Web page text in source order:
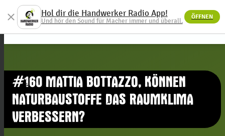
menu
#160 MATTIA BOTTAZZO, KÖNNEN
NATURBAUSTOFFE DAS RAUMKLIMA
VERBESSERN?
close Hol dir die Handwerker Radio App!
Und hör den Sound für Macher immer und überall.
ÖFFNEN